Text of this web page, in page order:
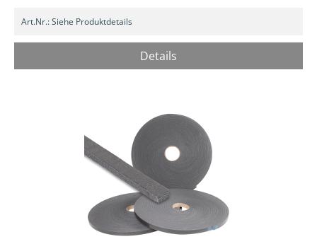
Art.Nr.:Siehe Produktdetails
Details